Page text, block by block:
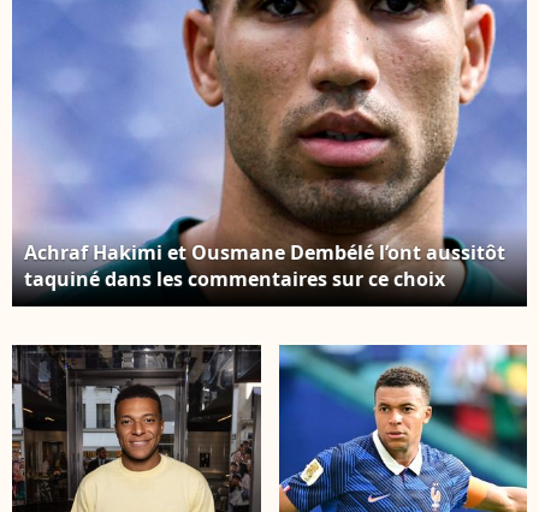
Achraf Hakimi et Ousmane Dembélé l’ont aussitôt
taquiné dans les commentaires sur ce choix
musical. Achraf Hakimi à l'échauffement d'avant-
Cegarra / PsnewZ / Bestimage